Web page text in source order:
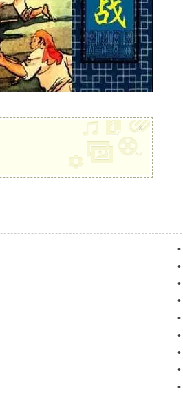
x
•
•
•
•
•
•
•
•
•